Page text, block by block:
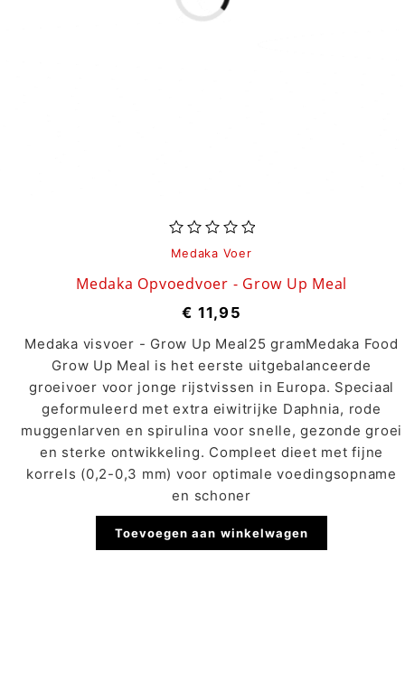
Medaka Voer
Medaka Opvoedvoer - Grow Up Meal
€ 11,95
Medaka visvoer - Grow Up Meal25 gramMedaka Food
Grow Up Meal is het eerste uitgebalanceerde
groeivoer voor jonge rijstvissen in Europa. Speciaal
geformuleerd met extra eiwitrijke Daphnia, rode
muggenlarven en spirulina voor snelle, gezonde groei
en sterke ontwikkeling. Compleet dieet met fijne
korrels (0,2-0,3 mm) voor optimale voedingsopname
en schoner
Toevoegen aan winkelwagen